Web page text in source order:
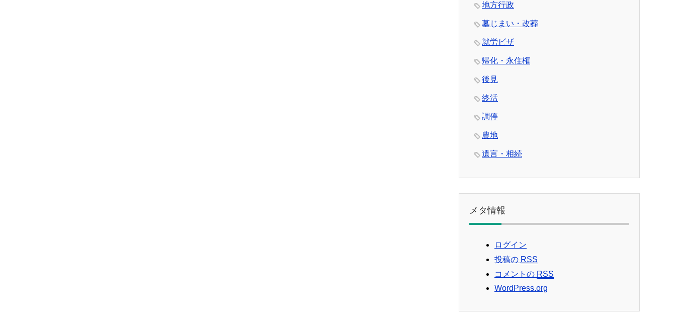
地方行政
墓じまい・改葬
就労ビザ
帰化・永住権
後見
終活
調停
農地
遺言・相続
メタ情報
ログイン
投稿の RSS
コメントの RSS
WordPress.org